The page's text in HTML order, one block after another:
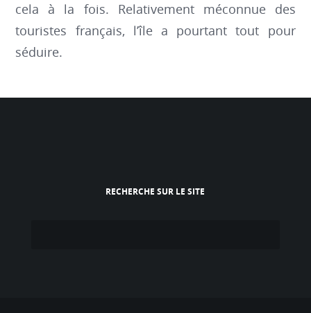
cela à la fois. Relativement méconnue des
touristes français, l’île a pourtant tout pour
séduire.
RECHERCHE SUR LE SITE